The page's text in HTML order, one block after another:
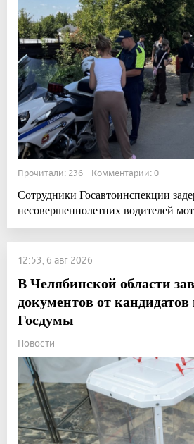
Прочитали: 236 Комментарии: 0
Сотрудники Госавтоинспекции
несовершеннолетних водителей
12:53, 6 авг 2026
В Челябинской области
документов от
Госдумы
Новости